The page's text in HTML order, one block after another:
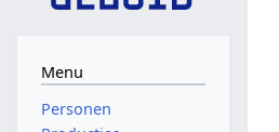
Menu
Personen